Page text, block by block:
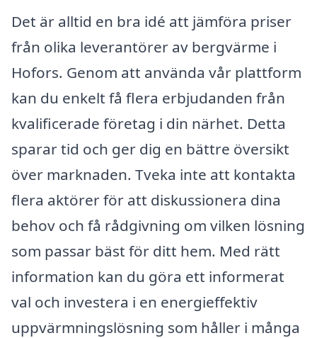
Det är alltid en bra idé att jämföra priser
från olika leverantörer av bergvärme i
Hofors. Genom att använda vår plattform
kan du enkelt få flera erbjudanden från
kvalificerade företag i din närhet. Detta
sparar tid och ger dig en bättre översikt
över marknaden. Tveka inte att kontakta
flera aktörer för att diskussionera dina
behov och få rådgivning om vilken lösning
som passar bäst för ditt hem. Med rätt
information kan du göra ett informerat
val och investera i en energieffektiv
uppvärmningslösning som håller i många